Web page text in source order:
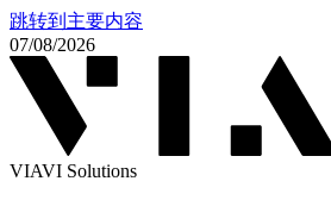
跳转到主要内容
07/08/2026
VIAVI Solutions